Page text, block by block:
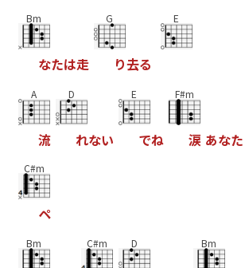
Bm
なたは走
G
り去る
E
A
流
D
れない
E
でね
F#m
涙 あなた
C#m
ペ
Bm C#m D Bm